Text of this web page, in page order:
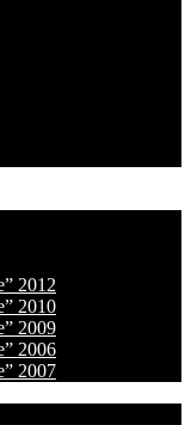
2012
2010
2009
2006
2007